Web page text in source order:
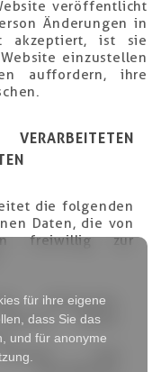
für ihre eigene
dass Sie das
und für anonyme
veröffentlicht
Änderungen in
akzeptiert, ist sie
einzustellen
auffordern, ihre
die folgenden
Daten, die von
freiwillig zur
Nachname,
Bilder,
vom